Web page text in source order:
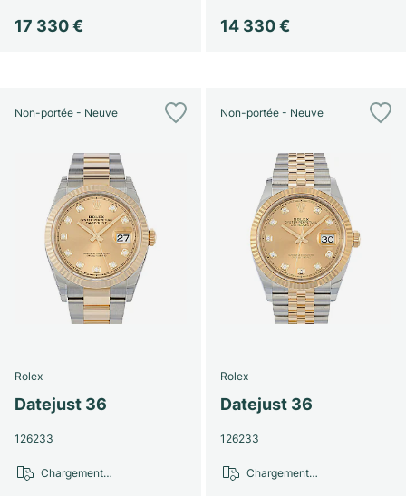
17 330 € 14 330 €
Non-portée - Neuve
Rolex
Datejust 36
126233
Chargement…
Non-portée - Neuve
Rolex
Datejust 36
126233
Chargement…